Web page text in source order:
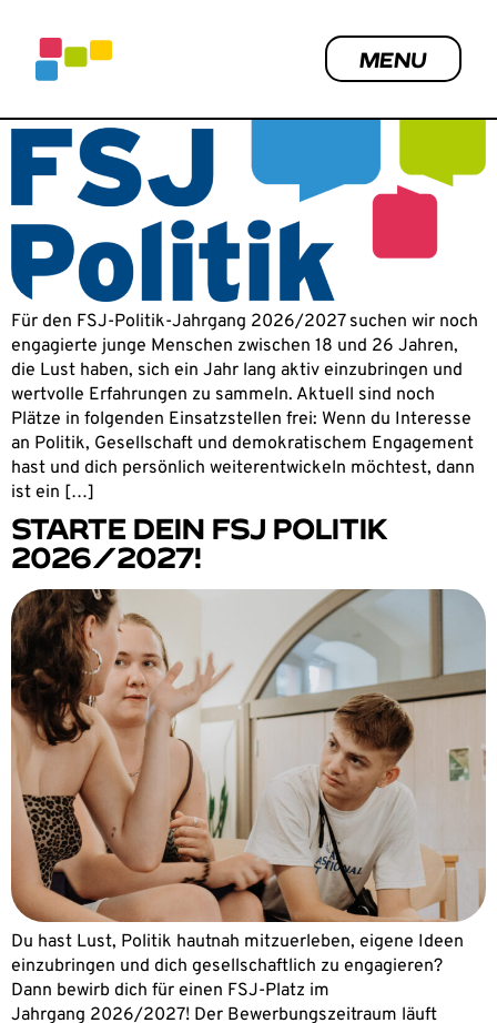
MENU
Für den FSJ-Politik-Jahrgang 2026/2027 suchen wir noch
engagierte junge Menschen zwischen 18 und 26 Jahren,
die Lust haben, sich ein Jahr lang aktiv einzubringen und
wertvolle Erfahrungen zu sammeln. Aktuell sind noch
Plätze in folgenden Einsatzstellen frei: Wenn du Interesse
an Politik, Gesellschaft und demokratischem Engagement
hast und dich persönlich weiterentwickeln möchtest, dann
ist ein […]
STARTE DEIN FSJ POLITIK
2026/2027!
Du hast Lust, Politik hautnah mitzuerleben, eigene Ideen
einzubringen und dich gesellschaftlich zu engagieren?
Dann bewirb dich für einen FSJ-Platz im
Jahrgang 2026/2027! Der Bewerbungszeitraum läuft